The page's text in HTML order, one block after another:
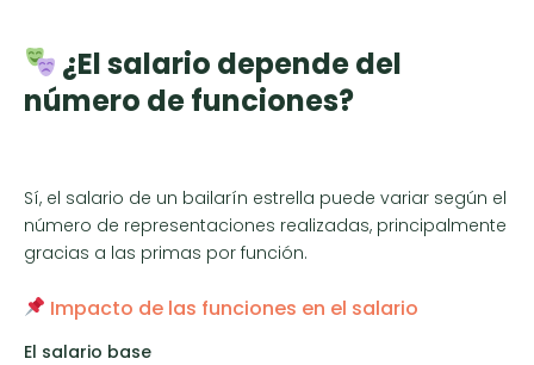
¿El salario depende del
número de funciones?
Sí, el salario de un bailarín estrella puede variar según el
número de representaciones realizadas, principalmente
gracias a las primas por función.
Impacto de las funciones en el salario
El salario base